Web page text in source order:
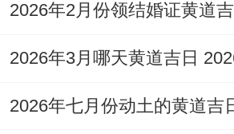
完成核心仪式）
阳历:2026年11月16日星期一